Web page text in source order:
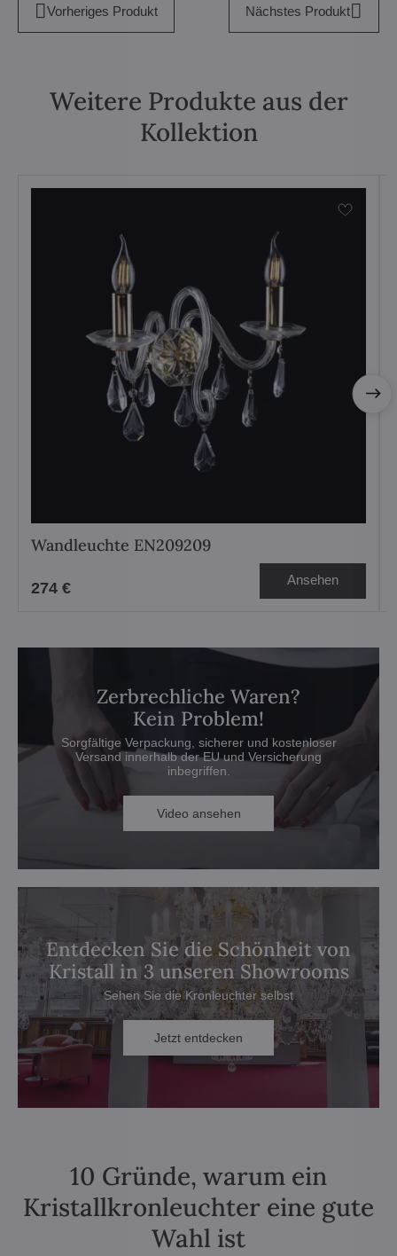
Vorheriges Produkt Nächstes Produkt
Weitere Produkte aus der
Kollektion
Wandleuchte EN209209
274 € Ansehen
Zerbrechliche Waren?
Kein Problem!
Sorgfältige Verpackung, sicherer und kostenloser
Versand innerhalb der EU und Versicherung
inbegriffen.
Video ansehen
Entdecken Sie die Schönheit von
Kristall in 3 unseren Showrooms
Sehen Sie die Kronleuchter selbst
Jetzt entdecken
10 Gründe, warum ein
Kristallkronleuchter eine gute
Wahl ist